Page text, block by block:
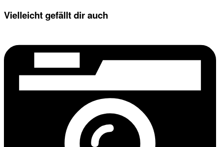
Vielleicht gefällt dir auch